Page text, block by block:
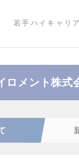
若手ハイキャリ
ロメント株式